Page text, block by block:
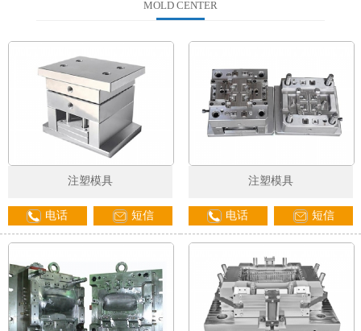
MOLD CENTER
注塑模具
电话 短信
注塑模具
电话 短信